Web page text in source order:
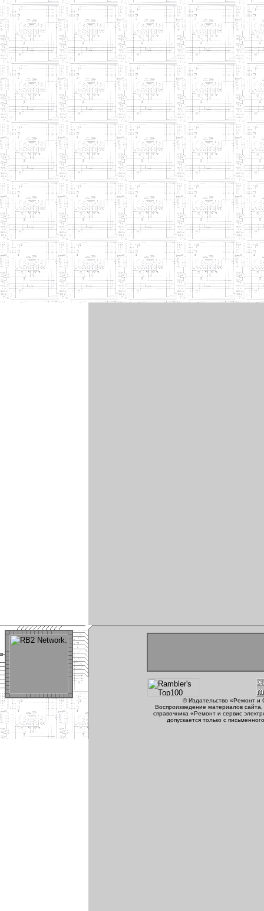
© Издательство «Ремонт
Воспроизведение материалов
справочника «Ремонт и сервис
допускается только с